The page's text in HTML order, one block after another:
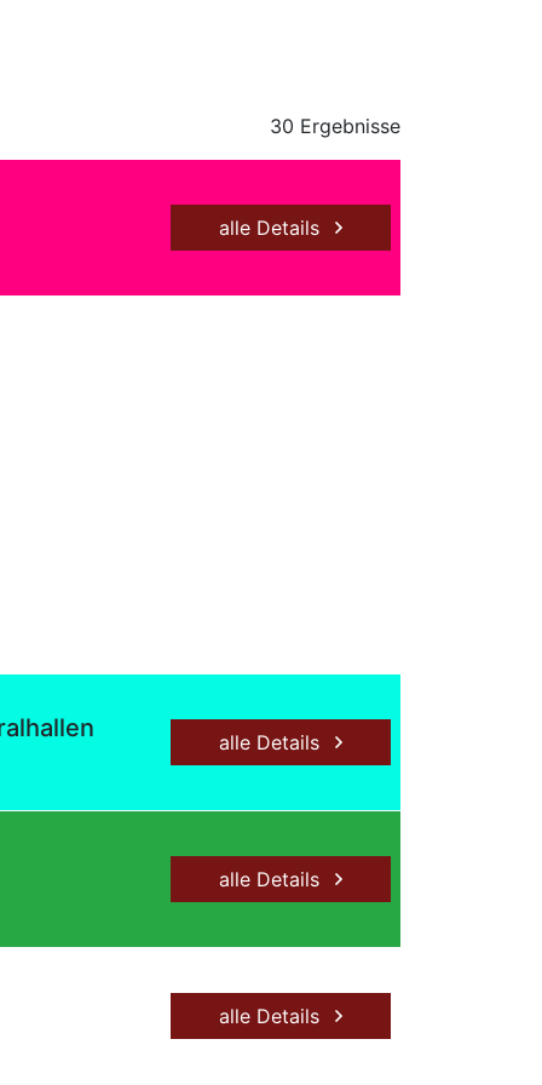
30 Ergebnisse
alle Details
alle Details
alle Details
alle Details